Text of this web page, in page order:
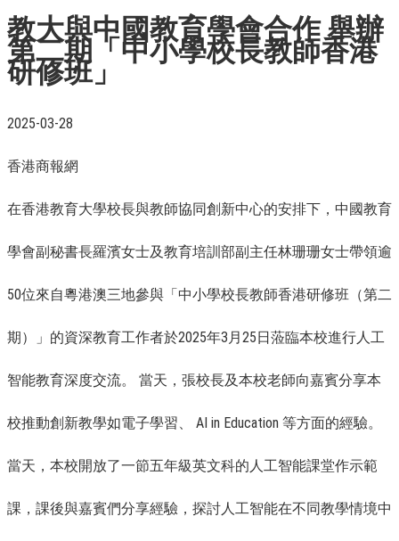
教大與中國教育學會合作 舉辦
第二期「中小學校長教師香港
研修班」
2025-03-28
香港商報網
在香港教育大學校長與教師協同創新中心的安排下，中國教育
學會副秘書長羅濱女士及教育培訓部副主任林珊珊女士帶領逾
50位來自粵港澳三地參與「中小學校長教師香港研修班（第二
期）」的資深教育工作者於2025年3月25日蒞臨本校進行人工
智能教育深度交流。 當天，張校長及本校老師向嘉賓分享本
校推動創新教學如電子學習、 AI in Education 等方面的經驗。
當天，本校開放了一節五年級英文科的人工智能課堂作示範
課，課後與嘉賓們分享經驗，探討人工智能在不同教學情境中